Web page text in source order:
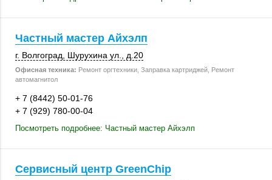
Частный мастер Айхэлп
г. Волгоград Шурухина ул. д.20
Офисная техника: Ремонт оргтехники, Заправка картриджей, Ремонт
автомагнитол
+ 7 (8442) 50-01-76
+ 7 (929) 780-00-04
Посмотреть подробнее: Частный мастер Айхэлп
Сервисный центр GreenChip